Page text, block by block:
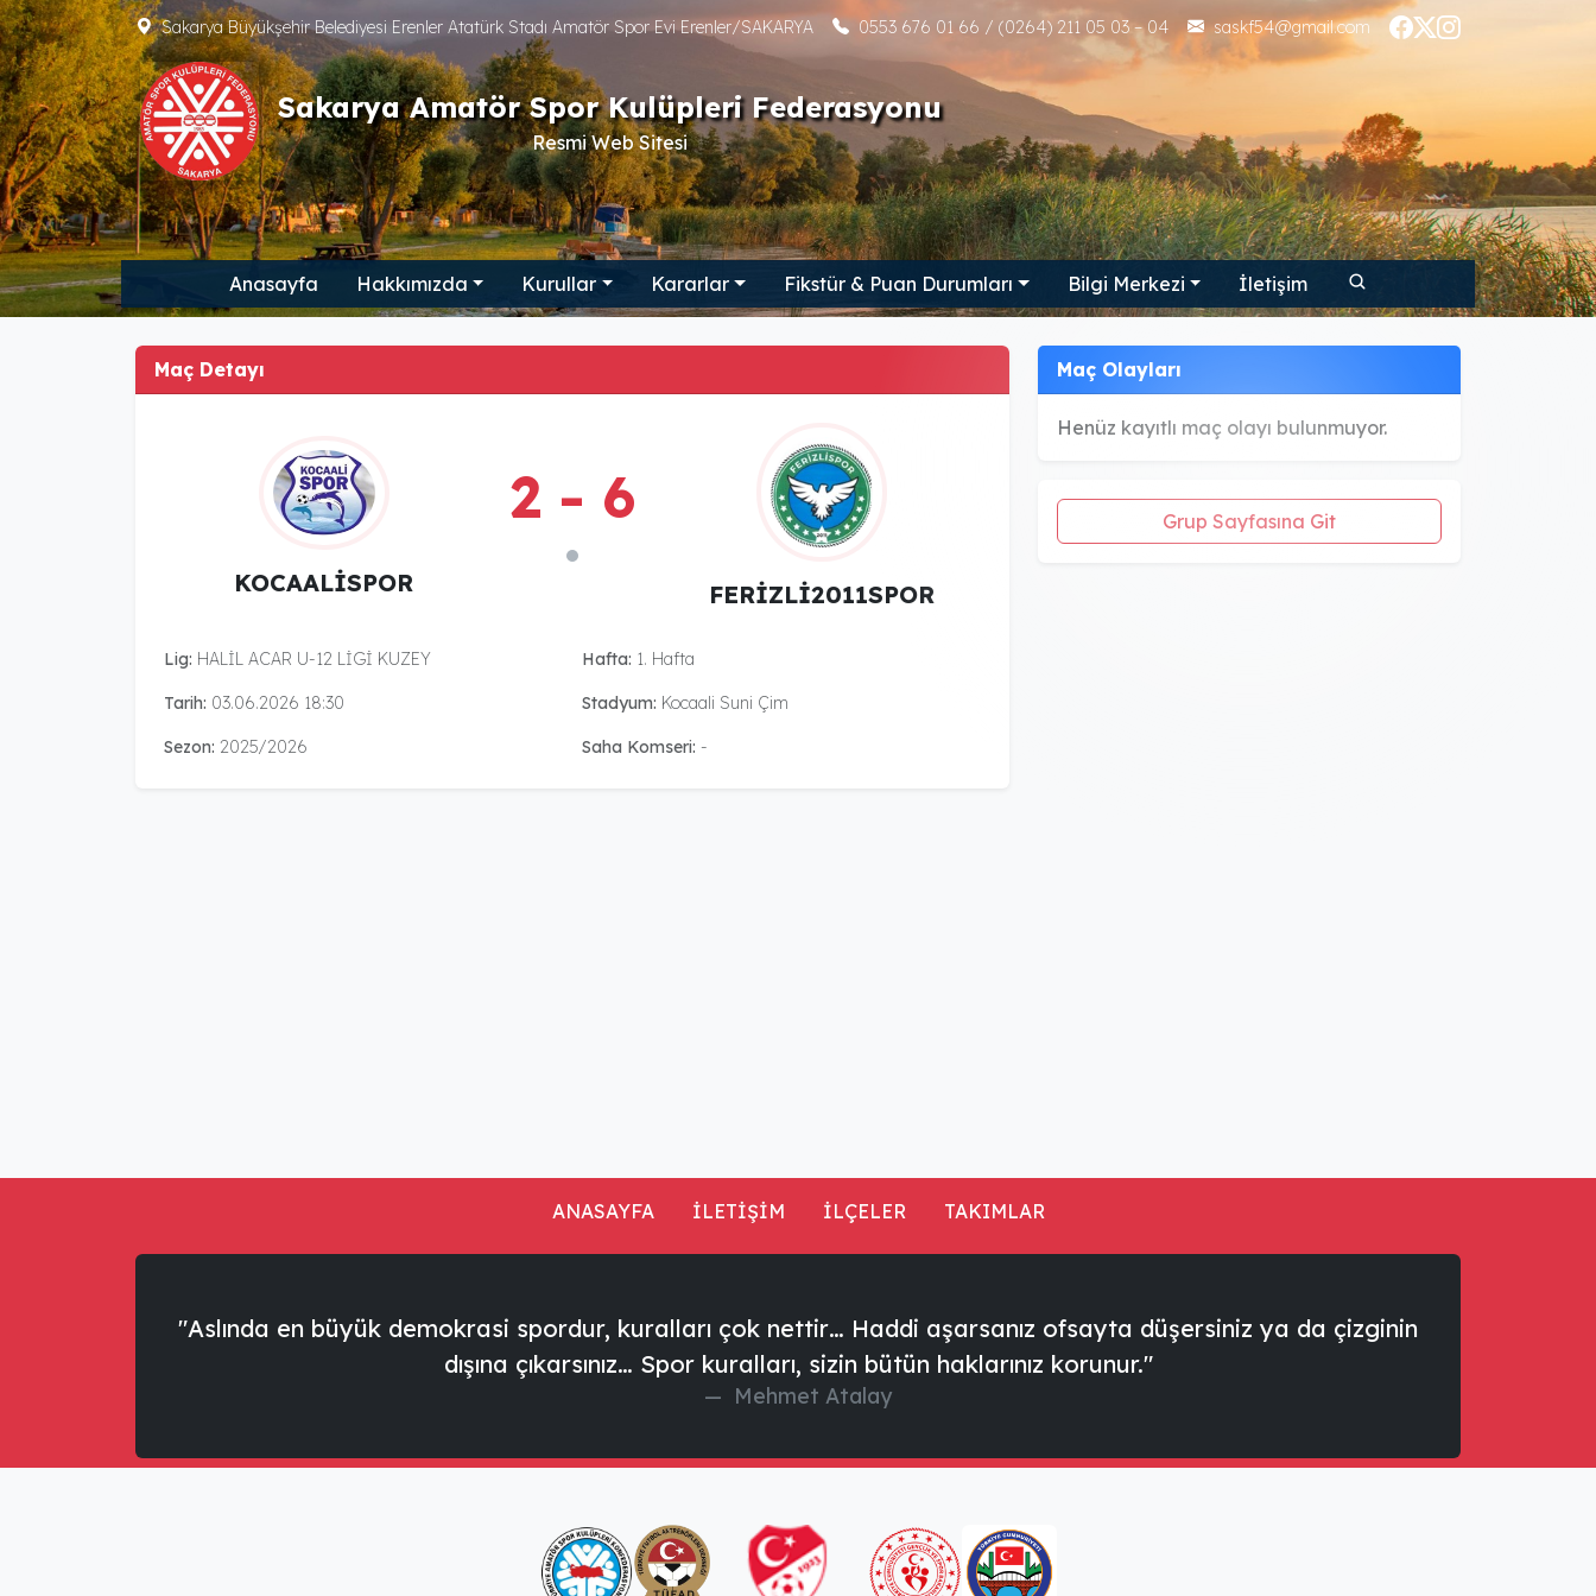
Sakarya Büyükşehir Belediyesi Erenler Atatürk Stadı Amatör Spor Evi Erenler/SAKARYA 0553 676 01 66 / (0264) 211 05 03 – 04 saskf54@gmail.com
Sakarya Amatör Spor Kulüpleri Federasyonu
Resmi Web Sitesi
Anasayfa Hakkımızda Kurullar Kararlar Fikstür & Puan Durumları Bilgi Merkezi İletişim
Maç Detayı
KOCAALİSPOR
2 - 6
FERİZLİ2011SPOR
Lig: HALİL ACAR U-12 LİGİ KUZEY Hafta: 1. Hafta
Tarih: 03.06.2026 18:30 Stadyum: Kocaali Suni Çim
Sezon: 2025/2026 Saha Komseri: -
Maç Olayları
Henüz kayıtlı maç olayı bulunmuyor.
Grup Sayfasına Git
ANASAYFA İLETİŞİM İLÇELER TAKIMLAR
"Aslında en büyük demokrasi spordur, kuralları çok nettir… Haddi aşarsanız ofsayta düşersiniz ya da çizginin
dışına çıkarsınız… Spor kuralları, sizin bütün haklarınız korunur."
Mehmet Atalay